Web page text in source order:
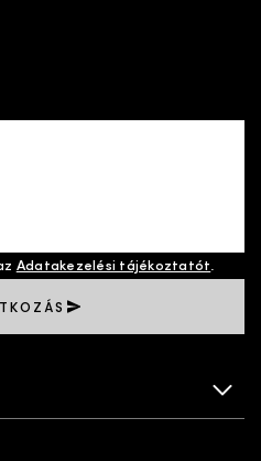
Adatakezelési tájékoztatót.